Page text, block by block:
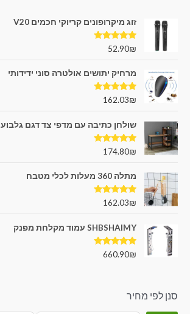
זוג מיקרופונים קריוקי חכמים V20
דורג5.00
52.90₪
מרחיק יתושים אולטרה סוני ידידותי
דורג5.00
162.03₪
שולחן כתיבה עם מדפי צד דגם גלבוע
דורג5.00
174.80₪
מתלה 360 מעלות לכלי מטבח
דורג5.00
162.03₪
SHBSHAIMY עמוד מקלחת מפנק
דורג5.00
660.90₪
סנן לפי מחיר